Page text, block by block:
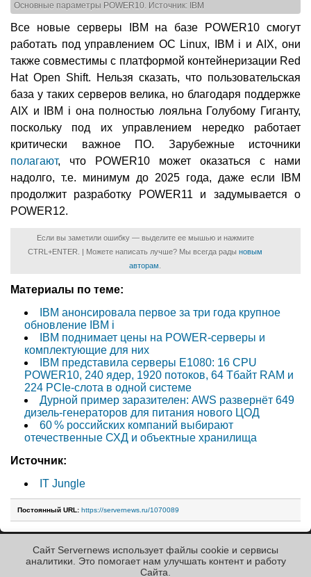
Основные параметры POWER10. Источник: IBM
Все новые серверы IBM на базе POWER10 смогут
работать под управлением ОС Linux, IBM i и AIX, они
также совместимы с платформой контейнеризации Red
Hat Open Shift. Нельзя сказать, что пользовательская
база у таких серверов велика, но благодаря поддержке
AIX и IBM i она полностью лояльна Голубому Гиганту,
поскольку под их управлением нередко работает
критически важное ПО. Зарубежные источники
полагают, что POWER10 может оказаться с нами
надолго, т.е. минимум до 2025 года, даже если IBM
продолжит разработку POWER11 и задумывается о
POWER12.
Если вы заметили ошибку — выделите ее мышью и нажмите
CTRL+ENTER. | Можете написать лучше? Мы всегда рады новым
авторам
Материалы по теме:
IBM анонсировала первое за три года крупное
обновление IBM i
IBM поднимает цены на POWER-серверы и
комплектующие для них
IBM представила серверы E1080: 16 CPU
POWER10, 240 ядер, 1920 потоков, 64 Тбайт RAM и
224 PCIe-слота в одной системе
Дурной пример заразителен: AWS развернёт 649
дизель-генераторов для питания нового ЦОД
60 % российских компаний выбирают
отечественные СХД и объектные хранилища
Источник:
IT Jungle
Постоянный URL: https://servernews.ru/1070089
« Назад к ленте
Сайт Servernews использует файлы cookie и сервисы
аналитики. Это помогает нам улучшать контент и работу
Cайта.